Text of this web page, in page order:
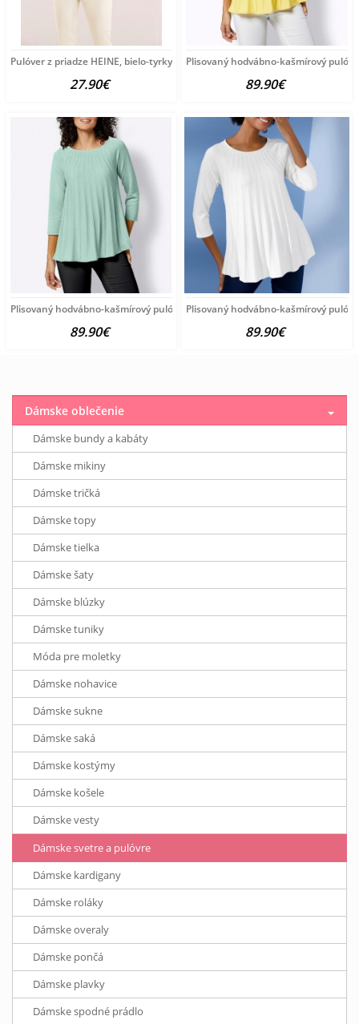
Pulóver z priadze HEINE, bielo-tyrkysový
27.90€
Plisovaný hodvábno-kašmírový
89.90€
Plisovaný hodvábno-kašmírový pulóver vzhľadom Création
89.90€
Plisovaný hodvábno-kašmírový
89.90€
Dámske oblečenie
Dámske bundy a kabáty
Dámske mikiny
Dámske tričká
Dámske topy
Dámske tielka
Dámske šaty
Dámske blúzky
Dámske tuniky
Móda pre moletky
Dámske nohavice
Dámske sukne
Dámske saká
Dámske kostýmy
Dámske košele
Dámske vesty
Dámske svetre a pulóvre
Dámske kardigany
Dámske roláky
Dámske overaly
Dámske pončá
Dámske plavky
Dámske spodné prádlo